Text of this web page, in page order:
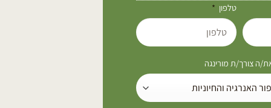
טלפון
ה צורך/ת מורינגה